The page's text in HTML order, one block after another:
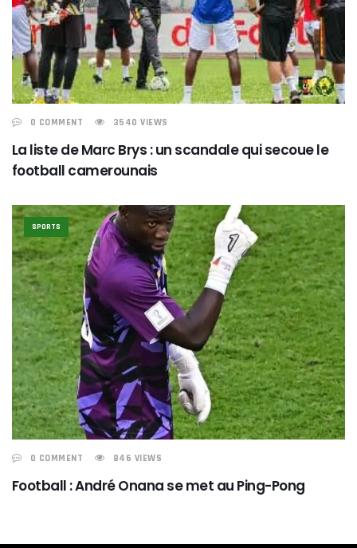
0 COMMENT 3540 VIEWS
La liste de Marc Brys : un scandale qui secoue le
football camerounais
SPORTS
0 COMMENT 846 VIEWS
Football : André Onana se met au Ping-Pong